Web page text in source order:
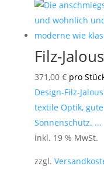
Filz-
371,00 € pro
Design-Filz-
textile Optik,
Sonnenschutz. ...
inkl. 19 % MwSt.
zzgl.